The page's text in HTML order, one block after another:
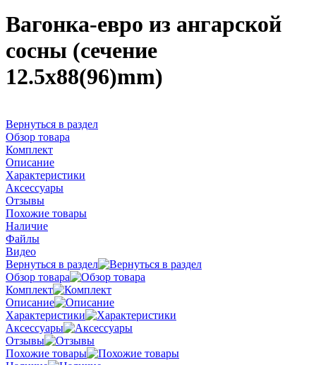
Вагонка-евро из ангарской
сосны (сечение
12.5x88(96)mm)
Вернуться в раздел
Обзор товара
Комплект
Описание
Характеристики
Аксессуары
Отзывы
Похожие товары
Наличие
Файлы
Видео
Вернуться в раздел
Обзор товара
Комплект
Описание
Характеристики
Аксессуары
Отзывы
Похожие товары